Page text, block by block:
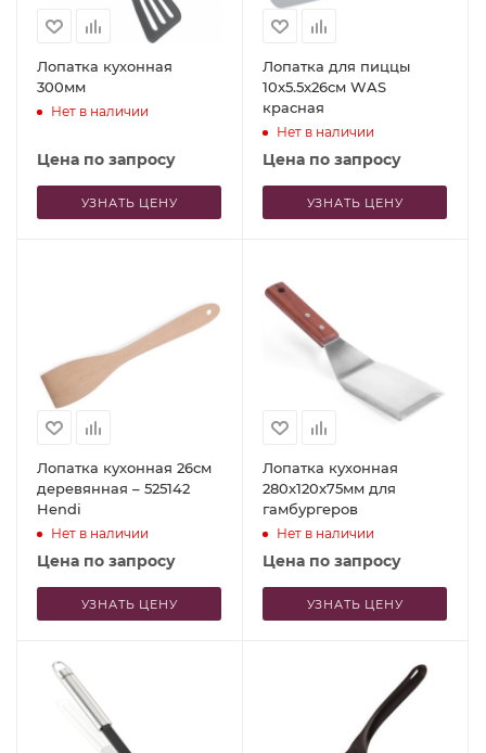
Лопатка кухонная
300мм
Нет в наличии
Цена по запросу
УЗНАТЬ ЦЕНУ
Лопатка для пиццы
10x5.5x26см WAS
красная
Нет в наличии
Цена по запросу
УЗНАТЬ ЦЕНУ
Лопатка кухонная 26см
деревянная – 525142
Hendi
Нет в наличии
Цена по запросу
УЗНАТЬ ЦЕНУ
Лопатка кухонная
280x120x75мм для
гамбургеров
Нет в наличии
Цена по запросу
УЗНАТЬ ЦЕНУ